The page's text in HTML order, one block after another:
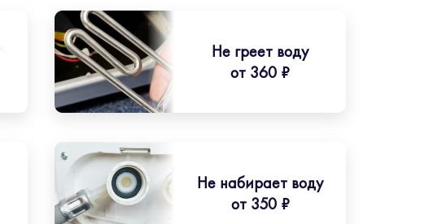
Не греет воду
от 360 ₽
Не набирает воду
от 350 ₽